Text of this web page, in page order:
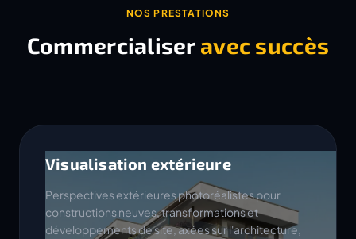
NOS PRESTATIONS
Commercialiser avec succès
Visualisation extérieure
Perspectives extérieures photoréalistes pour
constructions neuves, transformations et
développements de site, axées sur l'architecture,